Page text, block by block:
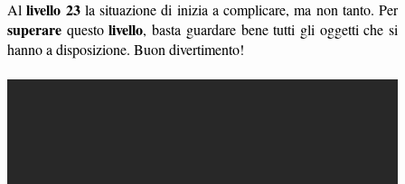
Allivello 23la situazione di inizia a complicare, ma non tanto. Per
superare questolivello, basta guardare bene tutti gli oggetti che si
hanno a disposizione. Buon divertimento!